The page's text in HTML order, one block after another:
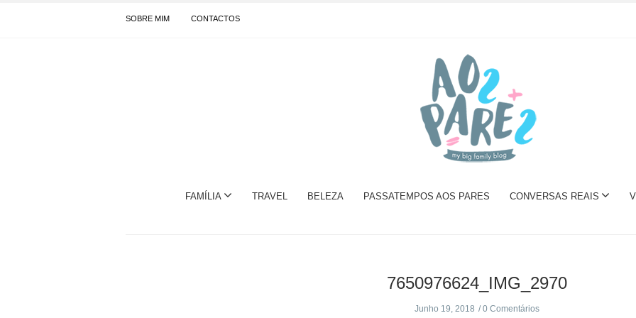
SOBRE MIM CONTACTOS
FAMÍLIA TRAVEL BELEZA PASSATEMPOS AOS PARES CONVERSAS REAIS
7650976624_IMG_2970
Junho 19, 2018 0 Comentários